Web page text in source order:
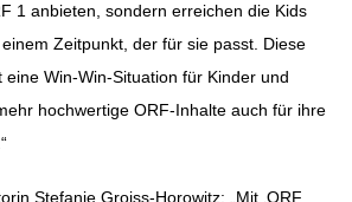
1 anbieten, sondern erreichen die Kids
Zeitpunkt, der für sie passt. Diese
eine Win-Win-Situation für Kinder und
hochwertige ORF-Inhalte auch für ihre
Stefanie Groiss-Horowitz: „Mit ‚ORF